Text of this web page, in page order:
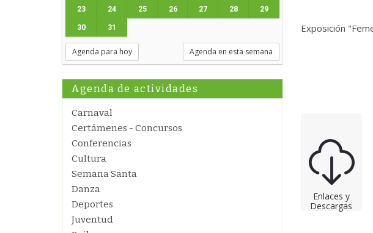
23 24 25 26 27 28 29
30 31
Agenda para hoy Agenda en esta semana
Agenda de actividades
Carnaval
Certámenes - Concursos
Conferencias
Cultura
Semana Santa
Danza
Deportes
Juventud
Exposición
Enlaces y
Descargas